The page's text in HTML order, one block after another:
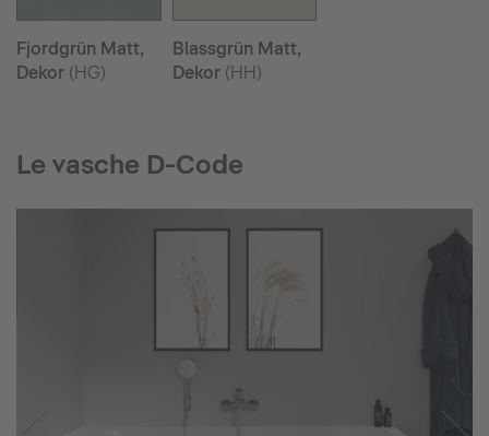
Fjordgrün Matt,
Dekor (HG)
Blassgrün Matt,
Dekor(HH)
Le vasche D-Code